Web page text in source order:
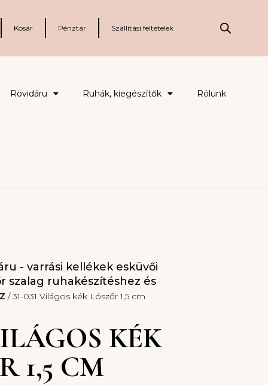
Kosár Pénztár Szállítási feltételek
Rövidáru Ruhák, kiegészítők Rólunk
- varrási kellékek esküvői
szalag ruhakészítéshez és
/ 31-031 Világos kék Lószőr 1,5 cm
KÉK
1,5 CM